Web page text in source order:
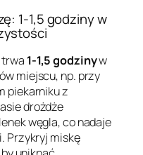
1-1,5 godziny w
trwa 1-1,5 godzinyw
miejscu, np. przy
piekarniku z
drożdże
węgla, co nadaje
Przykryj miskę